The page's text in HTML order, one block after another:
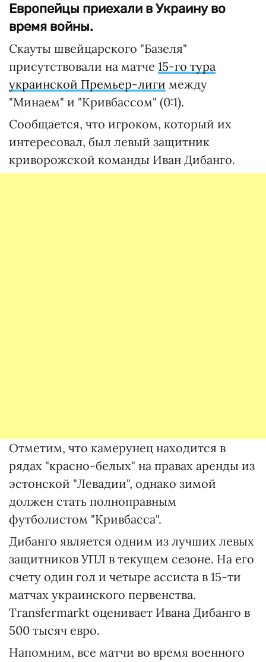
Европейцы приехали в Украину во
время войны.
Скауты швейцарского "Базеля"
присутствовали на матче 15-го тура
украинской Премьер-лиги между
"Минаем" и "Кривбассом" (0:1).
Сообщается, что игроком, который их
интересовал, был левый защитник
криворожской команды Иван Дибанго.
Отметим, что камерунец находится в
рядах "красно-белых" на правах аренды из
эстонской "Левадии", однако зимой
должен стать полноправным
футболистом "Кривбасса".
Дибанго является одним из лучших левых
защитников УПЛ в текущем сезоне. На его
счету один гол и четыре ассиста в 15-ти
матчах украинского первенства.
Transfermarkt оценивает Ивана Дибанго в
500 тысяч евро.
Напомним, все матчи во время военного